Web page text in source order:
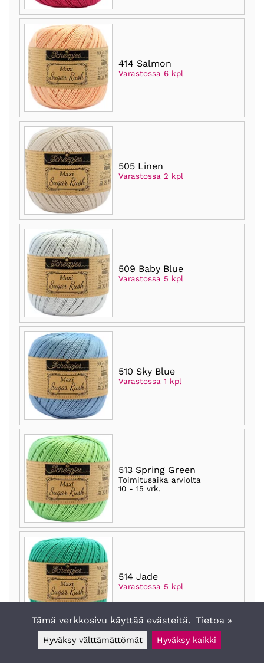
414 Salmon
Varastossa 6 kpl
505 Linen
Varastossa 2 kpl
509 Baby Blue
Varastossa 5 kpl
510 Sky Blue
Varastossa 1 kpl
513 Spring Green
Toimitusaika arviolta
10 - 15 vrk.
514 Jade
Varastossa 5 kpl
Tämä verkkosivu käyttää evästeitä. Tietoa »
Hyväksy välttämättömät Hyväksy kaikki